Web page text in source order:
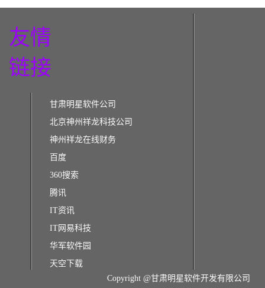
友情
链接
甘肃明星软件公司
北京神州祥龙科技公司
神州祥龙在线财务
百度
360搜索
腾讯
IT资讯
IT网易科技
华军软件园
天空下载
Copyright @甘肃明星软件开发有限公司